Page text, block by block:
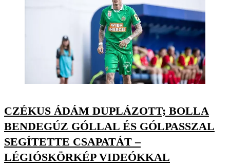
CZÉKUS ÁDÁM DUPLÁZOTT; BOLLA
BENDEGÚZ GÓLLAL ÉS GÓLPASSZAL
SEGÍTETTE CSAPATÁT –
LÉGIÓSKÖRKÉP VIDEÓKKAL